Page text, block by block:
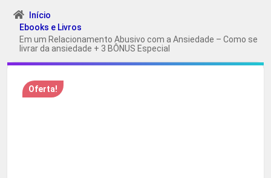
Início
Ebooks e Livros
Em um Relacionamento Abusivo com a Ansiedade – Como se
livrar da ansiedade + 3 BÔNUS Especial
Oferta!